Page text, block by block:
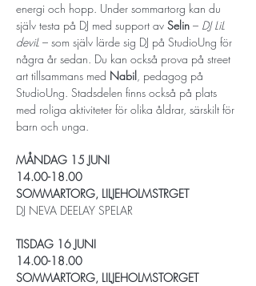
energi och hopp. Under sommartorg kan du
själv testa på DJ med support av Selin – DJ LiL
deviL – som själv lärde sig DJ på StudioUng för
några år sedan. Du kan också prova på street
art tillsammans med Nabil, pedagog på
StudioUng. Stadsdelen finns också på plats
med roliga aktiviteter för olika åldrar, särskilt för
barn och unga.
MÅNDAG 15 JUNI
14.00-18.00
SOMMARTORG, LILJEHOLMSTRGET
DJ NEVA DEELAY SPELAR
TISDAG 16 JUNI
14.00-18.00
SOMMARTORG, LILJEHOLMSTORGET